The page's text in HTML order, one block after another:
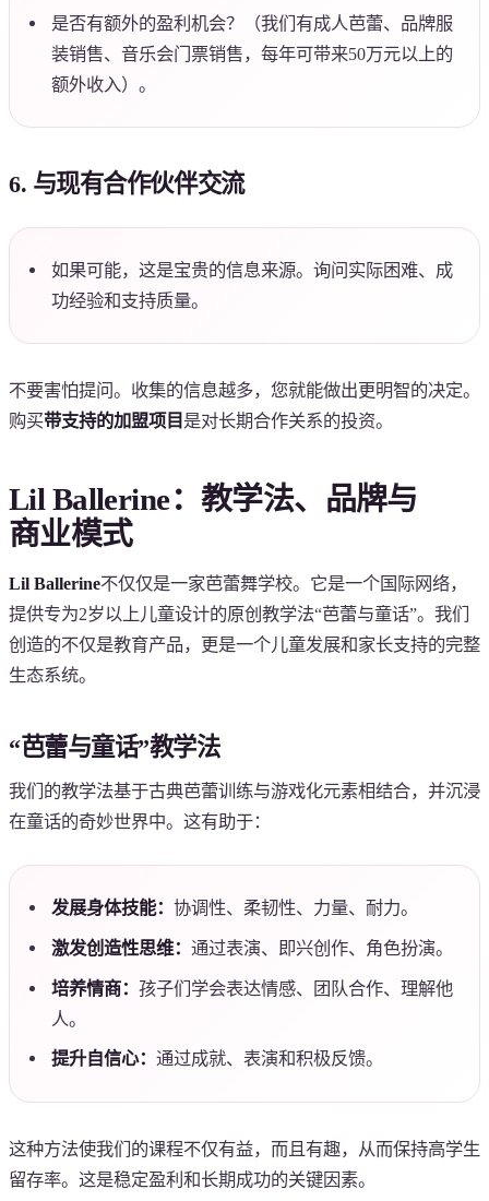
是否有额外的盈利机会？（我们有成人芭蕾、品牌服
装销售、音乐会门票销售，每年可带来50万元以上的
额外收入）。
6. 与现有合作伙伴交流
如果可能，这是宝贵的信息来源。询问实际困难、成
功经验和支持质量。
不要害怕提问。收集的信息越多，您就能做出更明智的决定。
购买带支持的加盟项目 是对长期合作关系的投资。
Lil Ballerine：教学法、品牌与
商业模式
Lil Ballerine不仅仅是一家芭蕾舞学校。它是一个国际网络，
提供专为2岁以上儿童设计的原创教学法“芭蕾与童话”。我们
创造的不仅是教育产品，更是一个儿童发展和家长支持的完整
生态系统。
“芭蕾与童话”教学法
我们的教学法基于古典芭蕾训练与游戏化元素相结合，并沉浸
在童话的奇妙世界中。这有助于：
发展身体技能： 协调性、柔韧性、力量、耐力。
激发创造性思维： 通过表演、即兴创作、角色扮演。
培养情商： 孩子们学会表达情感、团队合作、理解他
人。
提升自信心： 通过成就、表演和积极反馈。
这种方法使我们的课程不仅有益，而且有趣，从而保持高学生
留存率。这是稳定盈利和长期成功的关键因素。